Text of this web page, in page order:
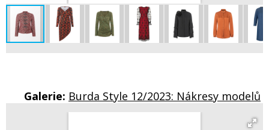
Galerie: Burda Style 12/2023: Nákresy modelů